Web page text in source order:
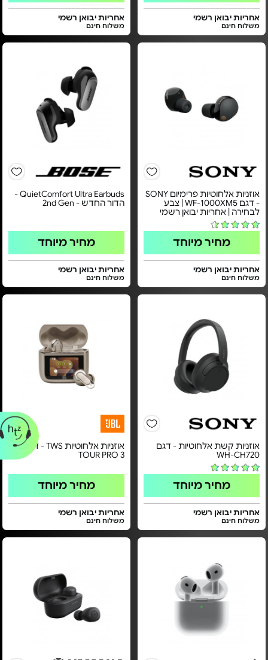
אחריות יבואן רשמי
משלוח חינם
אחריות יבואן רשמי
משלוח חינם
אוזניות אלחוטיות פרימיום SONY
- דגם WF-1000XM5 | צבע
לבחירה | אחריות יבואן רשמי
מחיר מיוחד
אחריות יבואן רשמי
משלוח חינם
QuietComfort Ultra Earbuds -
הדור החדש - 2nd Gen
מחיר מיוחד
אחריות יבואן רשמי
משלוח חינם
אוזניות קשת אלחוטיות - דגם
WH-CH720
מחיר מיוחד
אחריות יבואן רשמי
משלוח חינם
אוזניות אלחוטיות TWS - דגם
TOUR PRO 3
מחיר מיוחד
אחריות יבואן רשמי
משלוח חינם